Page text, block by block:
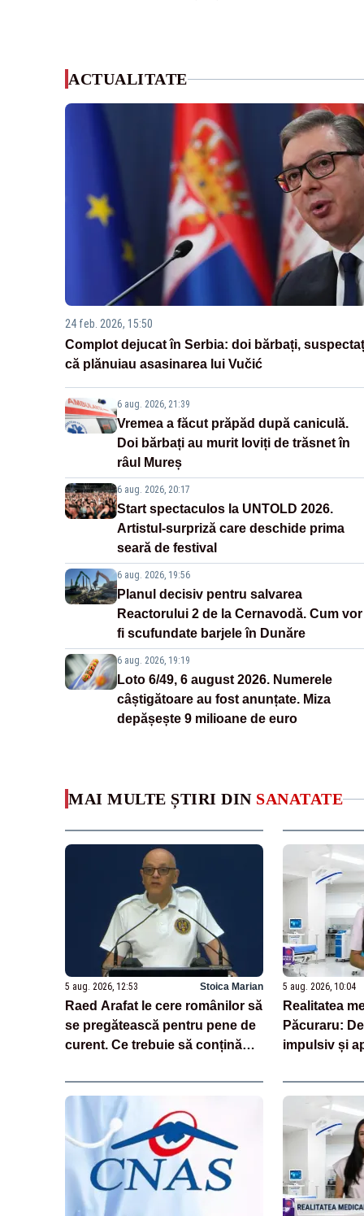
ACTUALITATE
24 feb. 2026, 15:50
Complot dejucat în Serbia: doi bărbați,
că plănuiau asasinarea lui Vučić
6 aug. 2026, 21:39
Vremea a făcut prăpăd după caniculă.
Doi bărbați au murit loviți de trăsnet în
râul Mureș
6 aug. 2026, 20:17
Start spectaculos la UNTOLD 2026.
Artistul-surpriză care deschide prima
seară de festival
6 aug. 2026, 19:56
Planul decisiv pentru salvarea
Reactorului 2 de la Cernavodă. Cum vor
fi scufundate barjele în Dunăre
6 aug. 2026, 19:19
Loto 6/49, 6 august 2026. Numerele
câștigătoare au fost anunțate. Miza
depășește 9 milioane de euro
MAI MULTE ȘTIRI DIN SANATATE
5 aug. 2026, 12:53 Stoica Marian
Raed Arafat le cere românilor să
se pregătească pentru pene de
curent. Ce trebuie să conțină
5 aug. 2026, 10:04
Realitatea
Păcuraru:
impulsiv și